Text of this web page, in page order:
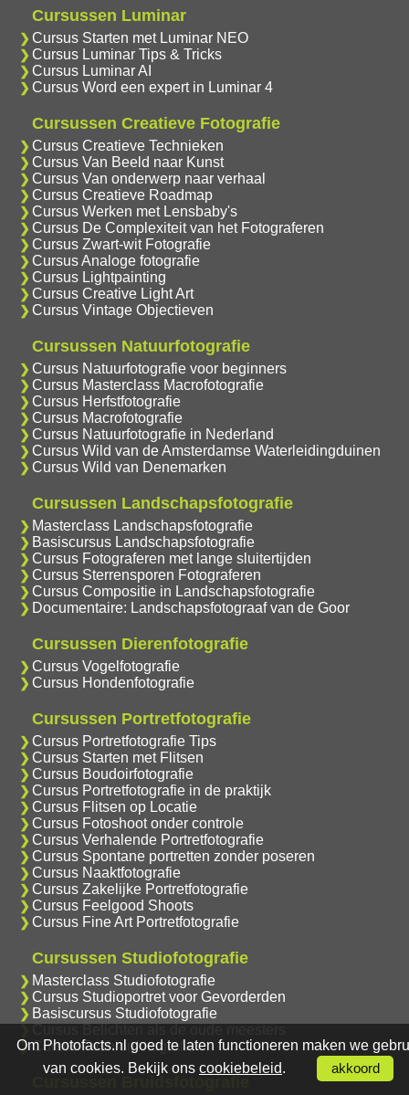
Cursussen Luminar
Cursus Starten met Luminar NEO
Cursus Luminar Tips & Tricks
Cursus Luminar AI
Cursus Word een expert in Luminar 4
Cursussen Creatieve Fotografie
Cursus Creatieve Technieken
Cursus Van Beeld naar Kunst
Cursus Van onderwerp naar verhaal
Cursus Creatieve Roadmap
Cursus Werken met Lensbaby's
Cursus De Complexiteit van het Fotograferen
Cursus Zwart-wit Fotografie
Cursus Analoge fotografie
Cursus Lightpainting
Cursus Creative Light Art
Cursus Vintage Objectieven
Cursussen Natuurfotografie
Cursus Natuurfotografie voor beginners
Cursus Masterclass Macrofotografie
Cursus Herfstfotografie
Cursus Macrofotografie
Cursus Natuurfotografie in Nederland
Cursus Wild van de Amsterdamse Waterleidingduinen
Cursus Wild van Denemarken
Cursussen Landschapsfotografie
Masterclass Landschapsfotografie
Basiscursus Landschapsfotografie
Cursus Fotograferen met lange sluitertijden
Cursus Sterrensporen Fotograferen
Cursus Compositie in Landschapsfotografie
Documentaire: Landschapsfotograaf van de Goor
Cursussen Dierenfotografie
Cursus Vogelfotografie
Cursus Hondenfotografie
Cursussen Portretfotografie
Cursus Portretfotografie Tips
Cursus Starten met Flitsen
Cursus Boudoirfotografie
Cursus Portretfotografie in de praktijk
Cursus Flitsen op Locatie
Cursus Fotoshoot onder controle
Cursus Verhalende Portretfotografie
Cursus Spontane portretten zonder poseren
Cursus Naaktfotografie
Cursus Zakelijke Portretfotografie
Cursus Feelgood Shoots
Cursus Fine Art Portretfotografie
Cursussen Studiofotografie
Masterclass Studiofotografie
Cursus Studioportret voor Gevorderden
Basiscursus Studiofotografie
Cursus Fashionfotografie
Om Photofacts.nl goed te laten functioneren maken we
van cookies. Bekijk ons cookiebeleid. akkoord